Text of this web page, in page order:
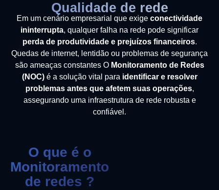
Qualidade de rede
Em um cenário empresarial que exige conectividade
ininterrupta, qualquer falha na rede pode significar
perda de produtividade e prejuízos financeiros.
Quedas de internet, lentidão ou problemas de segurança
são ameaças constantes O Monitoramento de Redes
(NOC)é a solução vital para identificar e resolver
problemas antes que afetem suas operações,
assegurando uma infraestrutura de rede robusta e
confiável.
O que é o
Monitoramento
de redes ?